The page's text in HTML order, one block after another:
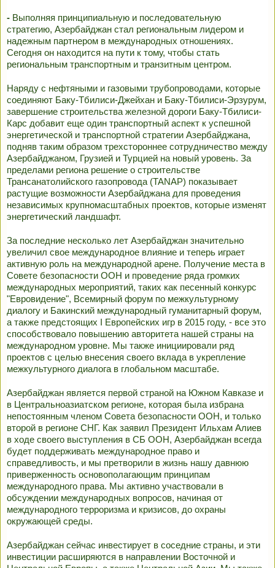
- Выполняя принципиальную и последовательную
стратегию, Азербайджан стал региональным лидером и
надежным партнером в международных отношениях.
Сегодня он находится на пути к тому, чтобы стать
региональным транспортным и транзитным центром.
Наряду с нефтяными и газовыми трубопроводами, которые
соединяют Баку-Тбилиси-Джейхан и Баку-Тбилиси-Эрзурум,
завершение строительства железной дороги Баку-Тбилиси-
Карс добавит еще один транспортный аспект к успешной
энергетической и транспортной стратегии Азербайджана,
подняв таким образом трехстороннее сотрудничество между
Азербайджаном, Грузией и Турцией на новый уровень. За
пределами региона решение о строительстве
Трансанатолийского газопровода (TANAP) показывает
растущие возможности Азербайджана для проведения
независимых крупномасштабных проектов, которые изменят
энергетический ландшафт.
За последние несколько лет Азербайджан значительно
увеличил свое международное влияние и теперь играет
активную роль на международной арене. Получение места в
Совете безопасности ООН и проведение ряда громких
международных мероприятий, таких как песенный конкурс
"Евровидение", Всемирный форум по межкультурному
диалогу и Бакинский международный гуманитарный форум,
а также предстоящих I Европейских игр в 2015 году, - все это
способствовало повышению авторитета нашей страны на
международном уровне. Мы также инициировали ряд
проектов с целью внесения своего вклада в укрепление
межкультурного диалога в глобальном масштабе.
Азербайджан является первой страной на Южном Кавказе и
в Центральноазиатском регионе, которая была избрана
непостоянным членом Совета безопасности ООН, и только
второй в регионе СНГ. Как заявил Президент Ильхам Алиев
в ходе своего выступления в СБ ООН, Азербайджан всегда
будет поддерживать международное право и
справедливость, и мы претворили в жизнь нашу давнюю
приверженность основополагающим принципам
международного права. Мы активно участвовали в
обсуждении международных вопросов, начиная от
международного терроризма и кризисов, до охраны
окружающей среды.
Азербайджан сейчас инвестирует в соседние страны, и эти
инвестиции расширяются в направлении Восточной и